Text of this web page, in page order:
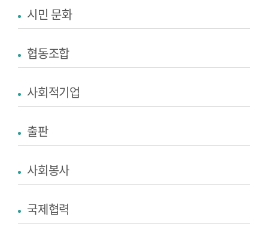
시민 문화
협동조합
사회적기업
출판
사회봉사
국제협력